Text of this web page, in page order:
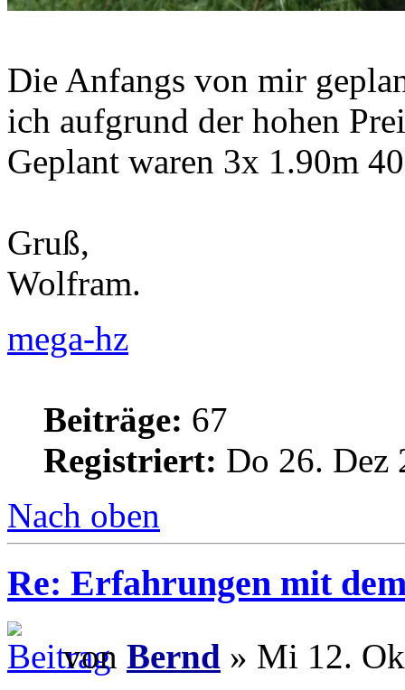
Die Anfangs von mir
ich aufgrund der hohen
Geplant waren 3x 1.90m
Gruß,
Wolfram.
mega-hz
Beiträge: 67
Registriert: Do 26. Dez
Nach oben
Re: Erfahrungen mit
von Bernd » Mi 12.